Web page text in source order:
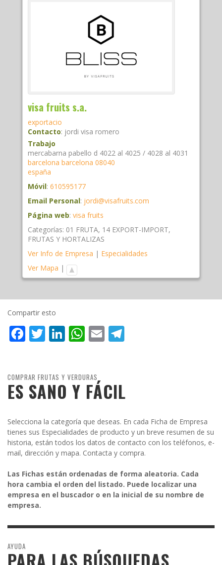
visa fruits s.a.
exportacio
Contacto: jordi visa romero
Trabajo
mercabarna pabello d 4022 al 4025 / 4028 al 4031
barcelona barcelona 08040
españa
Móvil: 610595177
Email Personal: jordi@visafruits.com
Página web: visa fruits
Categorías: 01 FRUTA, 14 EXPORT-IMPORT,
FRUTAS Y HORTALIZAS
Ver Info de Empresa | Especialidades
Ver Mapa |
Compartir esto
Facebook
Twitter
LinkedIn
WhatsApp
Email
COMPRAR FRUTAS Y VERDURAS
ES SANO Y FÁCIL
Selecciona la categoría que deseas. En cada Ficha de Empresa
tienes sus Especialidades de producto y un breve resumen de su
historia, están todos los datos de contacto con los teléfonos, e-
mail, dirección y mapa. Contacta y compra.
Las Fichas están ordenadas de forma aleatoria. Cada
hora cambia el orden del listado. Puede localizar una
empresa en el buscador o en la inicial de su nombre de
empresa.
AYUDA